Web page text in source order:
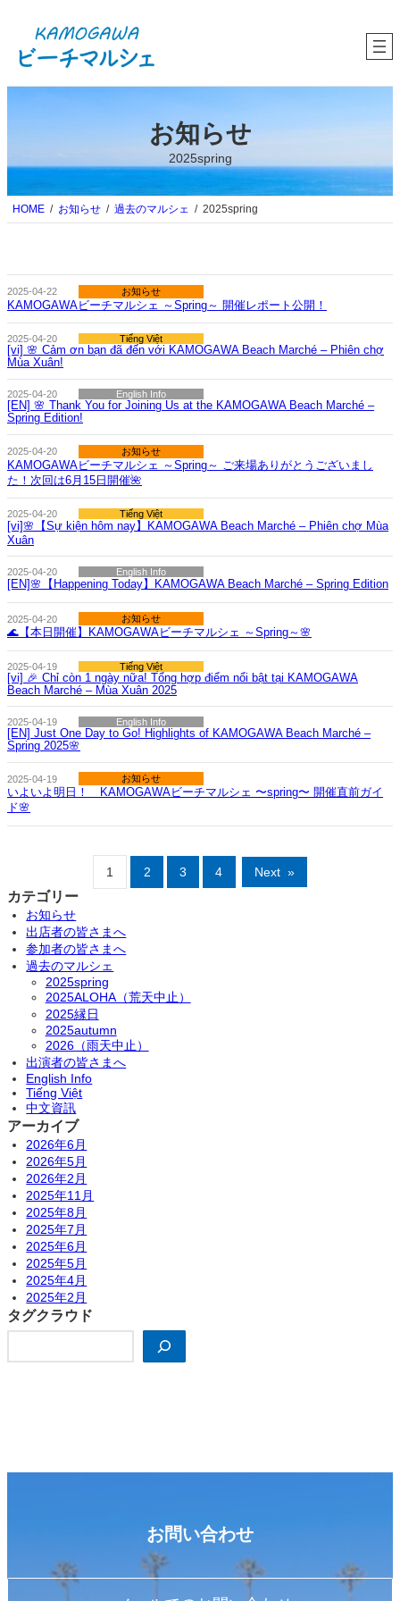
お知らせ
2025spring
HOME お知らせ 過去のマルシェ 2025spring
2025-04-22 お知らせ
KAMOGAWAビーチマルシェ ～Spring～ 開催レポート公開！
2025-04-20 Tiếng Việt
[vi] 🌸 Cảm ơn bạn đã đến với KAMOGAWA Beach Marché – Phiên chợ
Mùa Xuân!
2025-04-20 English Info
[EN] 🌸 Thank You for Joining Us at the KAMOGAWA Beach Marché –
Spring Edition!
2025-04-20 お知らせ
KAMOGAWAビーチマルシェ ～Spring～ ご来場ありがとうございまし
た！次回は6月15日開催🌺
2025-04-20 Tiếng Việt
[vi]🌸【Sự kiện hôm nay】KAMOGAWA Beach Marché – Phiên chợ Mùa
Xuân
2025-04-20 English Info
[EN]🌸【Happening Today】KAMOGAWA Beach Marché – Spring Edition
2025-04-20 お知らせ
🌊【本日開催】KAMOGAWAビーチマルシェ ～Spring～🌸
2025-04-19 Tiếng Việt
[vi] 🎉 Chỉ còn 1 ngày nữa! Tổng hợp điểm nổi bật tại KAMOGAWA
Beach Marché – Mùa Xuân 2025
2025-04-19 English Info
[EN] Just One Day to Go! Highlights of KAMOGAWA Beach Marché –
Spring 2025🌸
2025-04-19 お知らせ
いよいよ明日！ KAMOGAWAビーチマルシェ 〜spring〜 開催直前ガイ
ド🌸
1 2 3 4 Next »
カテゴリー
お知らせ
出店者の皆さまへ
参加者の皆さまへ
過去のマルシェ
2025spring
2025ALOHA（荒天中止）
2025縁日
2025autumn
2026（雨天中止）
出演者の皆さまへ
English Info
Tiếng Việt
中文資訊
アーカイブ
2026年6月
2026年5月
2026年2月
2025年11月
2025年8月
2025年7月
2025年6月
2025年5月
2025年4月
2025年2月
タグクラウド
お問い合わせ